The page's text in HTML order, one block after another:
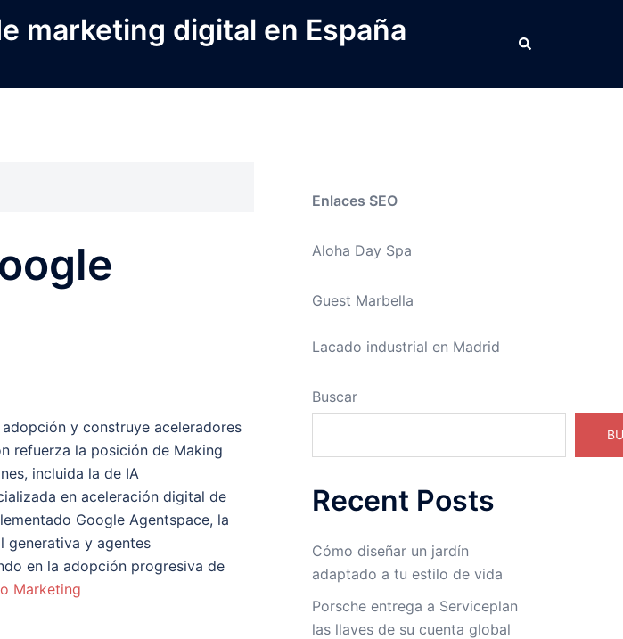
marketing digital en España Buscar
y construye aceleradores
refuerza la posición de Making
incluida la de IA
en aceleración digital de
Google Agentspace, la
generativa y agentes
en la adopción progresiva de
Marketing
Enlaces SEO
Aloha Day Spa
Guest Marbella
Lacado industrial en Madrid
Buscar
Recent Posts
Cómo diseñar un jardín
adaptado a tu estilo de vida
Porsche entrega a Serviceplan
las llaves de su cuenta global